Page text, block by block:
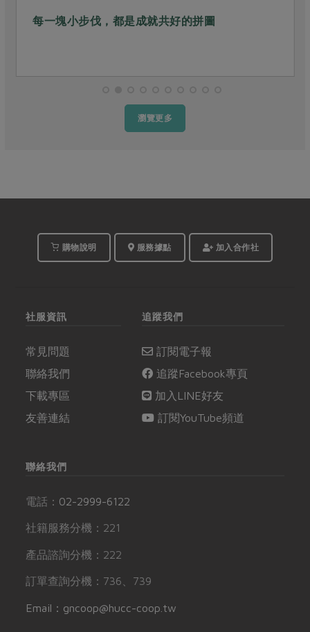
每一塊小步伐，都是成就共好的拼圖
瀏覽更多
購物說明 服務據點 加入合作社
社服資訊
常見問題
聯絡我們
下載專區
友善連結
追蹤我們
訂閱電子報
追蹤Facebook專頁
加入LINE好友
訂閱YouTube頻道
聯絡我們
電話： 02-2999-6122
社籍服務分機：221
產品諮詢分機：222
訂單查詢分機：736、739
Email：gncoop@hucc-coop.tw